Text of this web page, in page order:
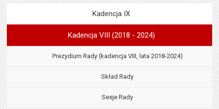
Menu
Kadencja IX
Kadencja VIII (2018 - 2024)
Prezydium Rady (kadencja VIII, lata 2018-2024)
Skład Rady
Sesje Rady